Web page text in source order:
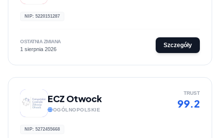
NIP: 5220151287
OSTATNIA ZMIANA
1 sierpnia 2026
Szczegóły
ECZ Otwock
OGÓLNOPOLSKIE
TRUST
99.2
NIP: 5272455668